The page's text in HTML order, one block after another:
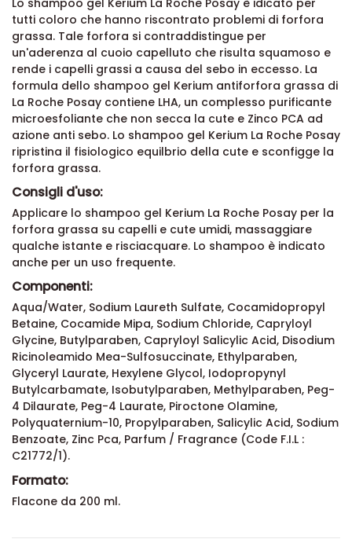
Lo shampoo gel Kerium La Roche Posay è idicato per
tutti coloro che hanno riscontrato problemi di forfora
grassa. Tale forfora si contraddistingue per
un'aderenza al cuoio capelluto che risulta squamoso e
rende i capelli grassi a causa del sebo in eccesso. La
formula dello shampoo gel Kerium antiforfora grassa di
La Roche Posay contiene LHA, un complesso purificante
microesfoliante che non secca la cute e Zinco PCA ad
azione anti sebo. Lo shampoo gel Kerium La Roche Posay
ripristina il fisiologico equilbrio della cute e sconfigge la
forfora grassa.
Consigli d'uso:
Applicare lo shampoo gel Kerium La Roche Posay per la
forfora grassa su capelli e cute umidi, massaggiare
qualche istante e risciacquare. Lo shampoo è indicato
anche per un uso frequente.
Componenti:
Aqua/Water, Sodium Laureth Sulfate, Cocamidopropyl
Betaine, Cocamide Mipa, Sodium Chloride, Capryloyl
Glycine, Butylparaben, Capryloyl Salicylic Acid, Disodium
Ricinoleamido Mea-Sulfosuccinate, Ethylparaben,
Glyceryl Laurate, Hexylene Glycol, Iodopropynyl
Butylcarbamate, Isobutylparaben, Methylparaben, Peg-
4 Dilaurate, Peg-4 Laurate, Piroctone Olamine,
Polyquaternium-10, Propylparaben, Salicylic Acid, Sodium
Benzoate, Zinc Pca, Parfum / Fragrance (Code F.I.L :
C21772/1).
Formato:
Flacone da 200 ml.